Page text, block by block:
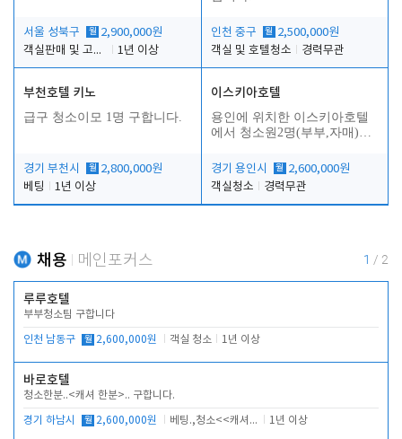
서울 성북구 월 2,900,000원
객실판매 및 고객응대
1년 이상
인천 중구 월 2,500,000원
객실 및 호텔청소
경력무관
부천호텔 키노
급구 청소이모 1명 구합니다.
경기 부천시 월 2,800,000원
베팅
1년 이상
이스키아호텔
용인에 위치한 이스키아호텔
에서 청소원2명(부부,자매)을
경기 용인시
월 2,600,000원
객실청소
경력무관
채용 메인포커스 1 / 2
루루호텔
부부청소팀 구합니다
인천 남동구 월 2,600,000원 객실 청소 1년 이상
바로호텔
청소한분..<캐셔 한분>.. 구합니다.
경기 하남시 월 2,600,000원 베팅.,청소<<캐셔 모셔봅니다. 1년 이상